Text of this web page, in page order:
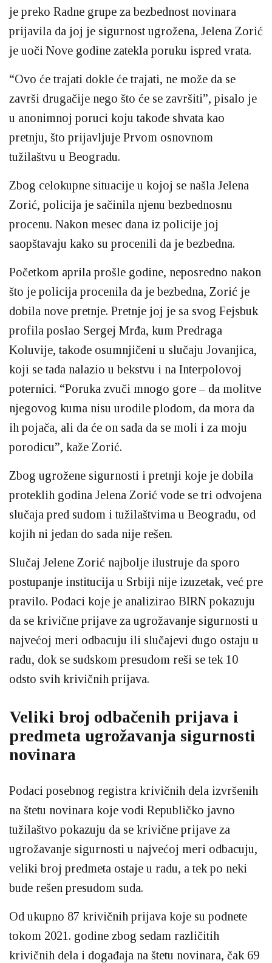
je preko Radne grupe za bezbednost novinara
prijavila da joj je sigurnost ugrožena, Jelena Zorić
je uoči Nove godine zatekla poruku ispred vrata.
“Ovo će trajati dokle će trajati, ne može da se
završi drugačije nego što će se završiti”, pisalo je
u anonimnoj poruci koju takođe shvata kao
pretnju, što prijavljuje Prvom osnovnom
tužilaštvu u Beogradu.
Zbog celokupne situacije u kojoj se našla Jelena
Zorić, policija je sačinila njenu bezbednosnu
procenu. Nakon mesec dana iz policije joj
saopštavaju kako su procenili da je bezbedna.
Početkom aprila prošle godine, neposredno nakon
što je policija procenila da je bezbedna, Zorić je
dobila nove pretnje. Pretnje joj je sa svog Fejsbuk
profila poslao Sergej Mrđa, kum Predraga
Koluvije, takođe osumnjičeni u slučaju Jovanjica,
koji se tada nalazio u bekstvu i na Interpolovoj
poternici. “Poruka zvuči mnogo gore – da molitve
njegovog kuma nisu urodile plodom, da mora da
ih pojača, ali da će on sada da se moli i za moju
porodicu”, kaže Zorić.
Zbog ugrožene sigurnosti i pretnji koje je dobila
proteklih godina Jelena Zorić vode se tri odvojena
slučaja pred sudom i tužilaštvima u Beogradu, od
kojih ni jedan do sada nije rešen.
Slučaj Jelene Zorić najbolje ilustruje da sporo
postupanje institucija u Srbiji nije izuzetak, već pre
pravilo. Podaci koje je analizirao BIRN pokazuju
da se krivične prijave za ugrožavanje sigurnosti u
najvećoj meri odbacuju ili slučajevi dugo ostaju u
radu, dok se sudskom presudom reši se tek 10
odsto svih krivičnih prijava.
Veliki broj odbačenih prijava i
predmeta ugrožavanja sigurnosti
novinara
Podaci posebnog registra krivičnih dela izvršenih
na štetu novinara koje vodi Republičko javno
tužilaštvo pokazuju da se krivične prijave za
ugrožavanje sigurnosti u najvećoj meri odbacuju,
veliki broj predmeta ostaje u radu, a tek po neki
bude rešen presudom suda.
Od ukupno 87 krivičnih prijava koje su podnete
tokom 2021. godine zbog sedam različitih
krivičnih dela i događaja na štetu novinara, čak 69